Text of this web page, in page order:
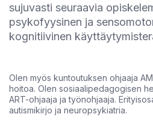
sujuvasti seuraavia
psykofyysinen ja
kognitiivinen
Olen myös kuntoutuksen ohjaaja
hoitoa. Olen sosiaalipedagogisen
ART-ohjaaja ja työnohjaaja.
autismikirjo ja neuropsykiatria.